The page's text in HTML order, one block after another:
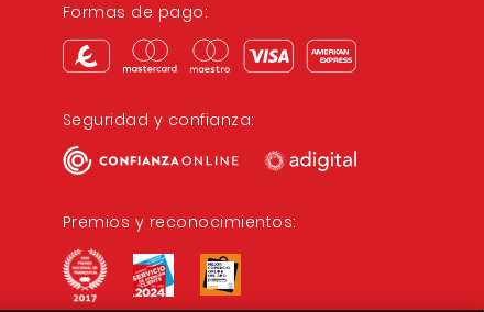
Formas de pago:
Seguridad y confianza:
Premios y reconocimientos: